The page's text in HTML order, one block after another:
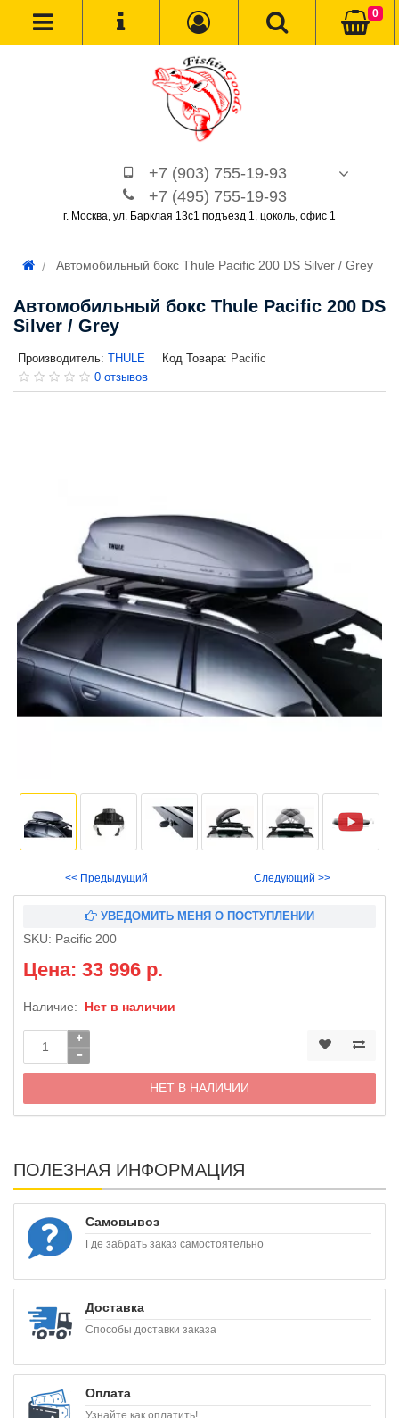
+7 (903) 755-19-93
+7 (495) 755-19-93
г. Москва, ул. Барклая 13с1 подъезд 1, цоколь, офис 1
0
Автомобильный бокс Thule Pacific 200 DS Silver / Grey
Автомобильный бокс Thule Pacific 200 DS
Silver / Grey
Производитель: THULE Код Товара: Pacific
0 отзывов
<< Предыдущий Следующий >>
УВЕДОМИТЬ МЕНЯ О ПОСТУПЛЕНИИ
SKU: Pacific 200
Цена: 33 996 р.
Наличие: Нет в наличии
НЕТ В НАЛИЧИИ
ПОЛЕЗНАЯ ИНФОРМАЦИЯ
Самовывоз
Где забрать заказ самостоятельно
Доставка
Способы доставки заказа
Оплата
Узнайте как оплатить!